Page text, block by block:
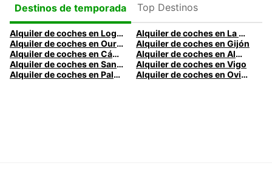
Destinos de temporada
Top Destinos
Alquiler de coches en Logroño
Alquiler de coches en La Coruña
Alquiler de coches en Ourense
Alquiler de coches en Gijón
Alquiler de coches en Cádiz
Alquiler de coches en Almería
Alquiler de coches en Santander
Alquiler de coches en Vigo
Alquiler de coches en Palma
Alquiler de coches en Oviedo